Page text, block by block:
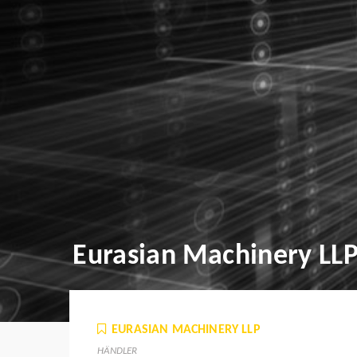
Eurasian Machinery
EURASIAN MACHINERY LLP
HÄNDLER